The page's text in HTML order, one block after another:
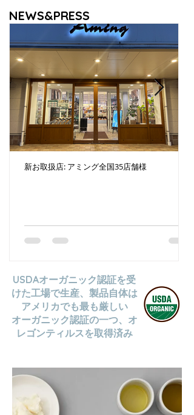
NEWS&PRESS
新お取扱店: アミング全国35店舗様
USDAオーガニック認証を受
けた工場で生産、製品自体は
アメリカでも最も厳しい
オーガニック認証の一つ、オ
レゴンティルスを取得済み